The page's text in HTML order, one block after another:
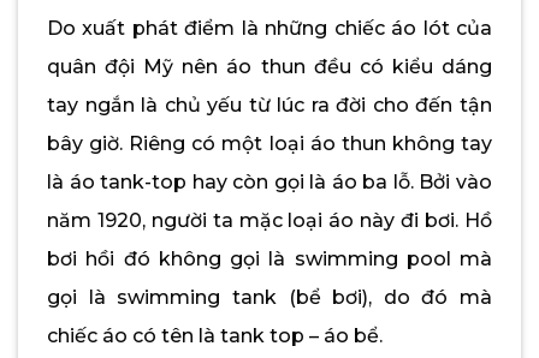
Do xuất phát điểm là những chiếc áo lót của
quân đội Mỹ nên áo thun đều có kiểu dáng
tay ngắn là chủ yếu từ lúc ra đời cho đến tận
bây giờ. Riêng có một loại áo thun không tay
là áo tank-top hay còn gọi là áo ba lỗ. Bởi vào
năm 1920, người ta mặc loại áo này đi bơi. Hồ
bơi hồi đó không gọi là swimming pool mà
gọi là swimming tank (bể bơi), do đó mà
chiếc áo có tên là tank top – áo bể.